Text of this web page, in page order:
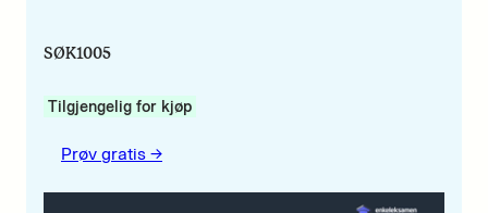
SØK1005
Tilgjengelig for kjøp
Prøv gratis ->